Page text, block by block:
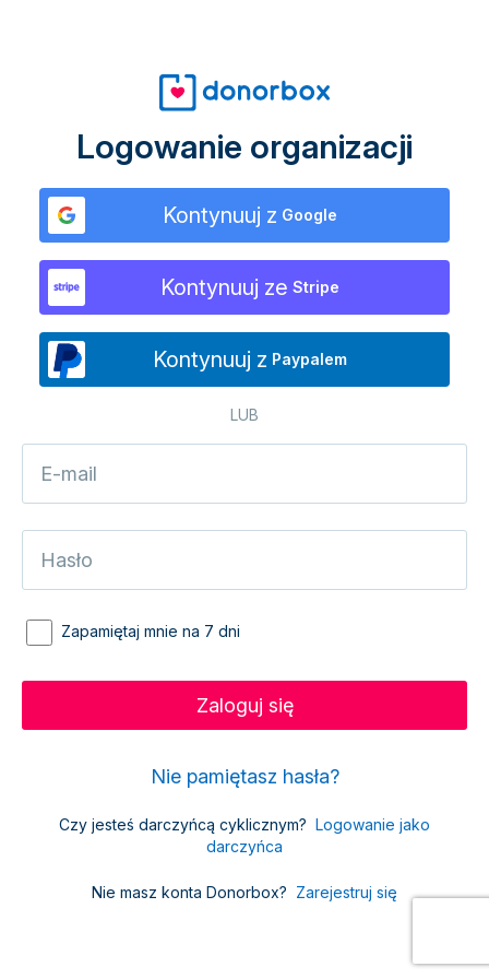
Logowanie organizacji
Kontynuuj z Google
Kontynuuj ze Stripe
Kontynuuj z Paypalem
LUB
Zapamiętaj mnie na 7 dni
Nie pamiętasz hasła?
Czy jesteś darczyńcą cyklicznym? Logowanie jako
darczyńca
Nie masz konta Donorbox? Zarejestruj się